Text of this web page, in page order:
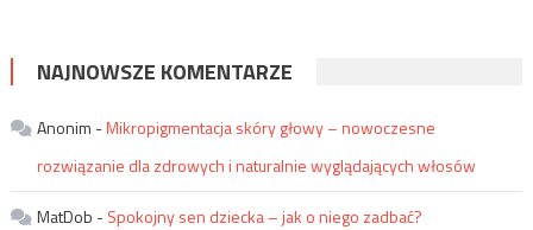
NAJNOWSZE KOMENTARZE
Anonim -Mikropigmentacja skóry głowy – nowoczesne
rozwiązanie dla zdrowych i naturalnie wyglądających włosów
MatDob -Spokojny sen dziecka – jak o niego zadbać?